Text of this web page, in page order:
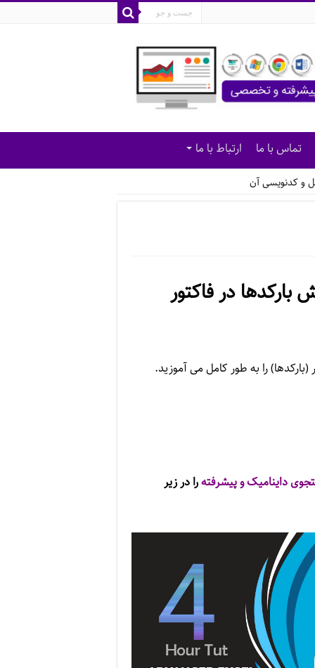
تماس با ما ارتباط با ما
و کدنویسی آن
در فاکتور
را به طور کامل می آموزید.
داینامیک و پیشرفتهرا در زیر